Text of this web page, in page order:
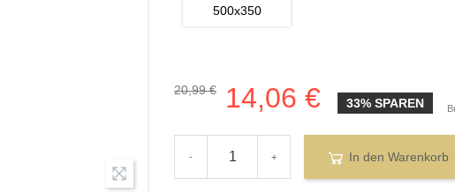
500x350
20,99 € 14,06 € 33% SPAREN
- + In den Warenkorb